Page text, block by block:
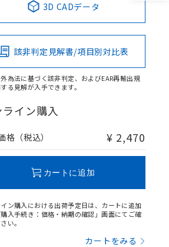
3D CADデータ
該非判定見解書/項目別対比表
為法に基づく該非判定、およびEAR再輸出規
る見解が入手できます。
イン購入
格（税込） ¥ 2,470
カートに追加
ン購入における出荷予定日は、カートに追加
入手続き：価格・納期の確認」画面にてご確
い。
カートをみる